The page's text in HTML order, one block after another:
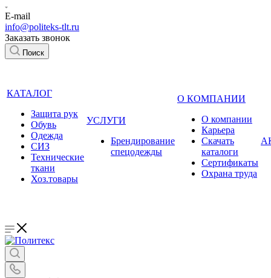
E-mail
info@politeks-tlt.ru
Заказать звонок
Поиск
КАТАЛОГ
Защита рук
Обувь
Одежда
СИЗ
Технические
ткани
Хоз.товары
УСЛУГИ
Брендирование
спецодежды
О КОМПАНИИ
О компании
Карьера
Cкачать
каталоги
Сертификаты
Охрана труда